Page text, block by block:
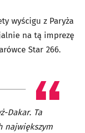
wyścigu z Paryża
na tą imprezę
Star 266.
Dakar. Ta
największym